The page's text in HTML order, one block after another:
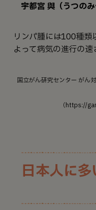
宇都宮 與（うつのみ
リンパ腫には100種類
よって病気の進行の速
国立がん研究センター がん
（https://
日本人に